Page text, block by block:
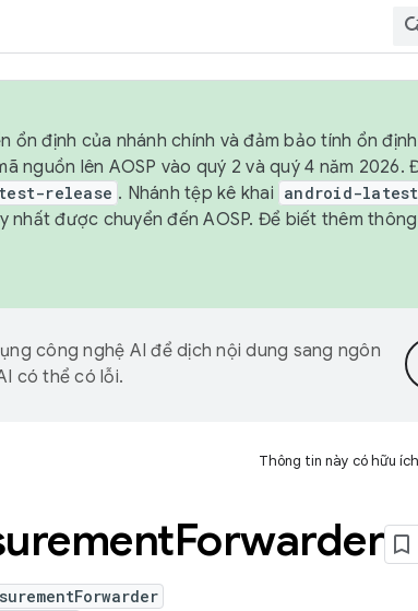
ổn định của nhánh chính và đảm bảo tính ổn
nguồn lên AOSP vào quý 2 và quý 4 năm
release . Nhánh tệp kê khai android-
nhất được chuyển đến AOSP. Để biết thêm
công nghệ AI để dịch nội dung sang ngôn
có thể có lỗi.
Thông tin này có hữu
Forwarder